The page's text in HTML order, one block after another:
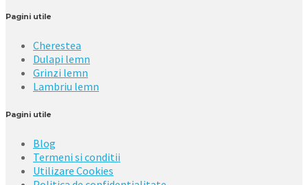
Pagini utile
Cherestea
Dulapi lemn
Grinzi lemn
Lambriu lemn
Pagini utile
Blog
Termeni si conditii
Utilizare Cookies